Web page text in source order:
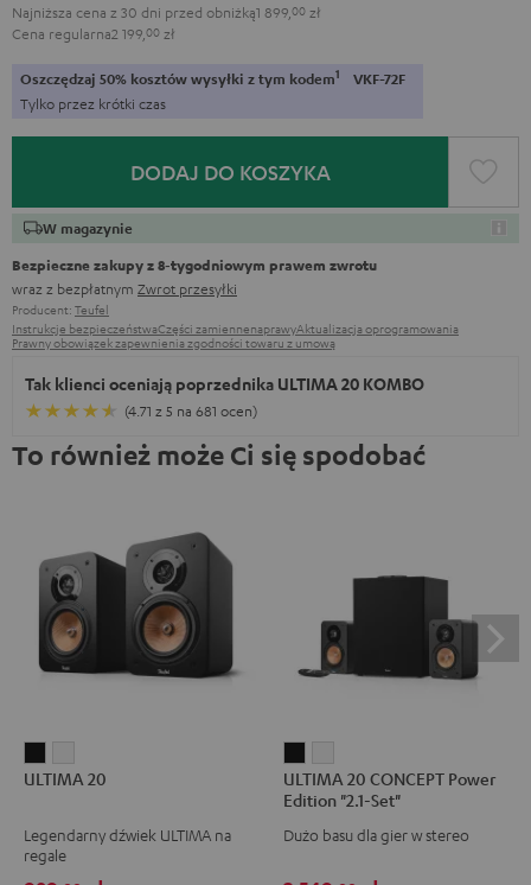
Najniższa cena z 30 dni przed obniżką1 899, 00 zł
Cena regularna2 199, 00 zł
Oszczędzaj 50% kosztów wysyłki z tym kodem1 VKF-72F
Tylko przez krótki czas
DODAJ DO KOSZYKA
W magazynie
Bezpieczne zakupy z 8‑tygodniowym prawem zwrotu
wraz z bezpłatnym Zwrot przesyłki
Producent: Teufel
Instrukcje bezpieczeństwaCzęści zamiennenaprawyAktualizacja oprogramowania
Prawny obowiązek zapewnienia zgodności towaru z umową
Tak klienci oceniają poprzednika ULTIMA 20 KOMBO
(4.71 z 5 na 681 ocen)
To również może Ci się spodobać
20 20
ULTIMA 20
Legendarny dźwiek ULTIMA na
regale
20
CONCEPT
Power
20
CONCEPT
Power
ULTIMA 20 CONCEPT Power
Edition "2.1-Set"
Dużo basu dla gier w stereo